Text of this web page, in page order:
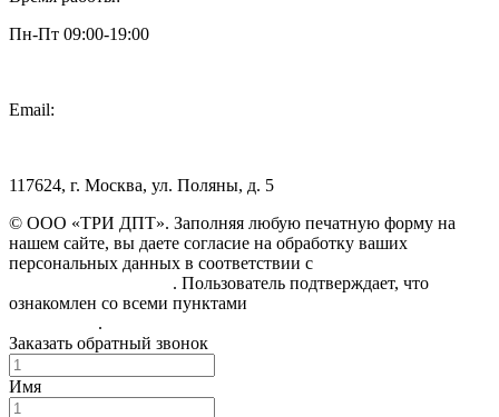
Пн-Пт 09:00-19:00
Email:
117624, г. Москва, ул. Поляны, д. 5
© ООО «ТРИ ДПТ». Заполняя любую печатную форму на
нашем сайте, вы даете согласие на обработку ваших
персональных данных в соответствии с
. Пользователь подтверждает, что
ознакомлен со всеми пунктами
.
Заказать обратный звонок
Имя